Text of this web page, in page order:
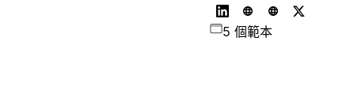
5 個範本